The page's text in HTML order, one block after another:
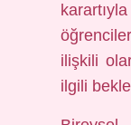
ilişkili
ilgili